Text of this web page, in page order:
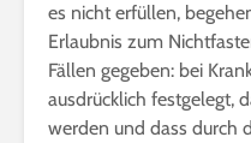
es nicht erfüllen,
Erlaubnis zum
Fällen gegeben: bei
ausdrücklich festgelegt,
werden und dass durch